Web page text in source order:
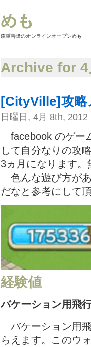
めも
森重善隆のオンラインオープンめも
Archive for 4
[CityVille]攻略
日曜日, 4月 8th, 2012
facebook のゲー
して自分なりの攻
3ヵ月になります
色んな遊び方が
だなと参考にして
経験値
バケーション用飛
バケーション用
らえます。このウ